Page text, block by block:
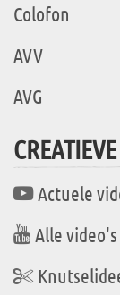
Colofon
AVV
AVG
Actuele
Alle video's